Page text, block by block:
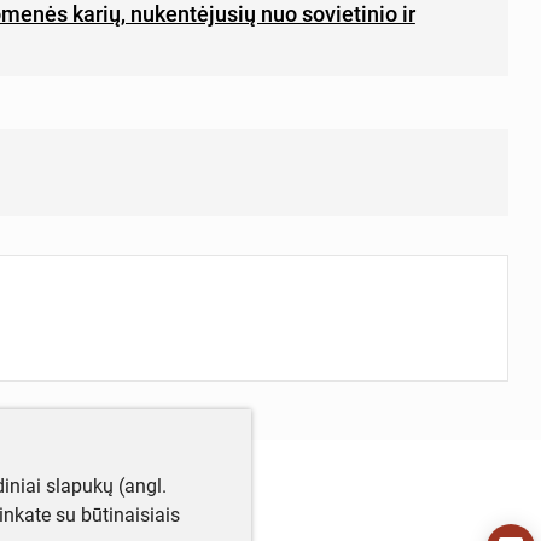
karių, nukentėjusių nuo sovietinio ir
slapukų (angl.
su būtinaisiais